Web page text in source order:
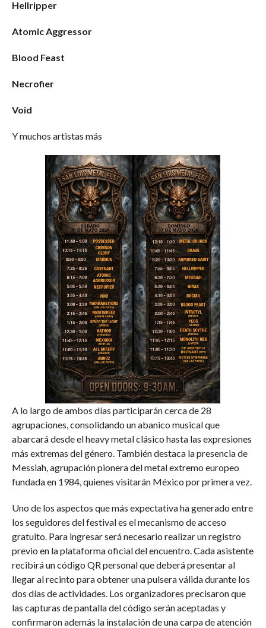
Hellripper
Atomic Aggressor
Blood Feast
Necrofier
Void
Y muchos artistas más
A lo largo de ambos días participarán cerca de 28
agrupaciones, consolidando un abanico musical que
abarcará desde el heavy metal clásico hasta las expresiones
más extremas del género. También destaca la presencia de
Messiah, agrupación pionera del metal extremo europeo
fundada en 1984, quienes visitarán México por primera vez.
Uno de los aspectos que más expectativa ha generado entre
los seguidores del festival es el mecanismo de acceso
gratuito. Para ingresar será necesario realizar un registro
previo en la plataforma oficial del encuentro. Cada asistente
recibirá un código QR personal que deberá presentar al
llegar al recinto para obtener una pulsera válida durante los
dos días de actividades. Los organizadores precisaron que
las capturas de pantalla del código serán aceptadas y
confirmaron además la instalación de una carpa de atención